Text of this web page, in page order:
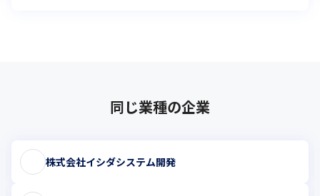
同じ業種の企業
株式会社イシダシステム開発